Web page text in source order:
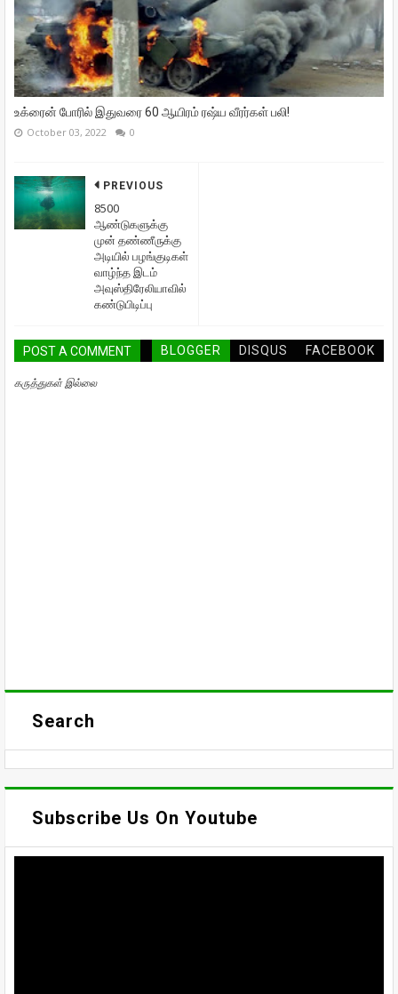
உக்ரைன் போரில் இதுவரை 60 ஆயிரம் ரஷ்ய வீரர்கள் பலி!
October 03, 2022 0
PREVIOUS
8500
ஆண்டுகளுக்கு
முன் தண்ணீருக்கு
அடியில் பழங்குடிகள்
வாழ்ந்த இடம்
அவுஸ்திரேலியாவில்
கண்டுபிடிப்பு
POST A COMMENT BLOGGER DISQUS FACEBOOK
கருத்துகள் இல்லை
Search
Subscribe Us On Youtube